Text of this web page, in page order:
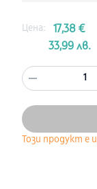
Цена:
17,38 €
33,99 лв.
1
Този продукт е